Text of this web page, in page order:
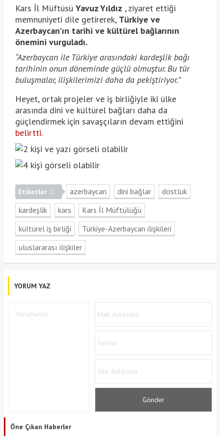
Kars İl Müftüsü Yavuz Yıldız , ziyaret ettiği
memnuniyeti dile getirerek, Türkiye ve
Azerbaycan’ın tarihi ve kültürel bağlarının
önemini vurguladı.
“Azerbaycan ile Türkiye arasındaki kardeşlik bağı
tarihinin onun döneminde güçlü olmuştur. Bu tür
buluşmalar, ilişkilerimizi daha da pekiştiriyor.”
Heyet, ortak projeler ve iş birliğiyle iki ülke
arasında dini ve kültürel bağları daha da
güçlendirmek için savaşçıların devam ettiğini
belirtti.
Etiketler azerbaycan dini bağlar
dostluk
kardeşlik
kars
Kars İl Müftülüğü
kültürel iş birliği
Türkiye-Azerbaycan ilişkileri
uluslararası ilişkiler
YORUM YAZ
Öne Çıkan Haberler